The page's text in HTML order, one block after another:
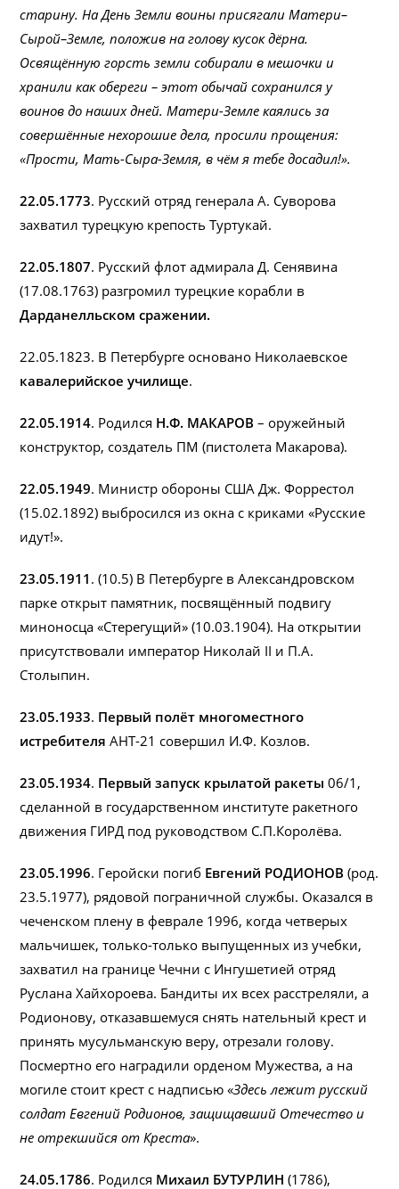
старину. На День Земли воины присягали Матери–
Сырой–Земле, положив на голову кусок дёрна.
Освящённую горсть земли собирали в мешочки и
хранили как обереги – этот обычай сохранился у
воинов до наших дней. Матери-Земле каялись за
совершённые нехорошие дела, просили прощения:
«Прости, Мать-Сыра-Земля, в чём я тебе досадил!».
22.05.1773. Русский отряд генерала А. Суворова
захватил турецкую крепость Туртукай.
22.05.1807. Русский флот адмирала Д. Сенявина
(17.08.1763) разгромил турецкие корабли в
Дарданелльском сражении.
22.05.1823. В Петербурге основано Николаевское
кавалерийское училище.
22.05.1914. Родился Н.Ф. МАКАРОВ – оружейный
конструктор, создатель ПМ (пистолета Макарова).
22.05.1949. Министр обороны США Дж. Форрестол
(15.02.1892) выбросился из окна с криками «Русские
идут!».
23.05.1911 . (10.5) В Петербурге в Александровском
парке открыт памятник, посвящённый подвигу
миноносца «Стерегущий» (10.03.1904). На открытии
присутствовали император Николай II и П.А.
Столыпин.
23.05.1933. Первый полёт многоместного
истребителя АНТ-21 совершил И.Ф. Козлов.
23.05.1934. Первый запуск крылатой ракеты 06/1,
сделанной в государственном институте ракетного
движения ГИРД под руководством С.П.Королёва.
23.05.1996. Геройски погиб Евгений РОДИОНОВ (род.
23.5.1977), рядовой пограничной службы. Оказался в
чеченском плену в феврале 1996, когда четверых
мальчишек, только-только выпущенных из учебки,
захватил на границе Чечни с Ингушетией отряд
Руслана Хайхороева. Бандиты их всех расстреляли, а
Родионову, отказавшемуся снять нательный крест и
принять мусульманскую веру, отрезали голову.
Посмертно его наградили орденом Мужества, а на
могиле стоит крест с надписью «Здесь лежит русский
солдат Евгений Родионов, защищавший Отечество и
не отрекшийся от Креста».
24.05.1786. Родился Михаил БУТУРЛИН (1786),